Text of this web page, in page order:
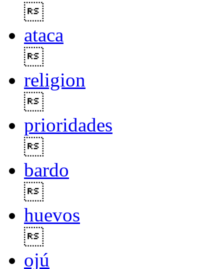
ataca
religion
prioridades
bardo
huevos
ojú